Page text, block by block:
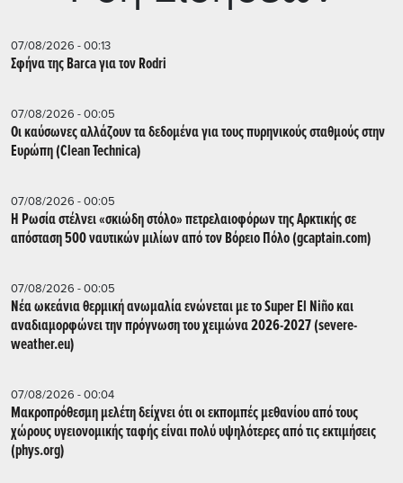
07/08/2026 - 00:13
Σφήνα της Barca για τον Rodri
07/08/2026 - 00:05
Οι καύσωνες αλλάζουν τα δεδομένα για τους πυρηνικούς σταθμούς στην
Ευρώπη (Clean Technica)
07/08/2026 - 00:05
Η Ρωσία στέλνει «σκιώδη στόλο» πετρελαιοφόρων της Αρκτικής σε
απόσταση 500 ναυτικών μιλίων από τον Βόρειο Πόλο (gcaptain.com)
07/08/2026 - 00:05
Νέα ωκεάνια θερμική ανωμαλία ενώνεται με το Super El Niño και
αναδιαμορφώνει την πρόγνωση του χειμώνα 2026-2027 (severe-
weather.eu)
07/08/2026 - 00:04
Μακροπρόθεσμη μελέτη δείχνει ότι οι εκπομπές μεθανίου από τους
χώρους υγειονομικής ταφής είναι πολύ υψηλότερες από τις εκτιμήσεις
(phys.org)